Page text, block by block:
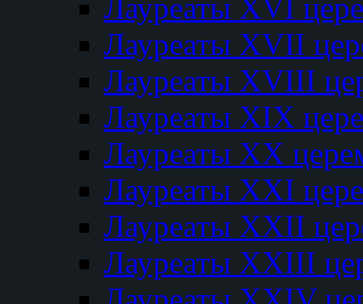
Лауреаты XVI
Лауреаты XVII
Лауреаты XVIII
Лауреаты XIX
Лауреаты XX
Лауреаты XXI
Лауреаты XXII
Лауреаты XXIII